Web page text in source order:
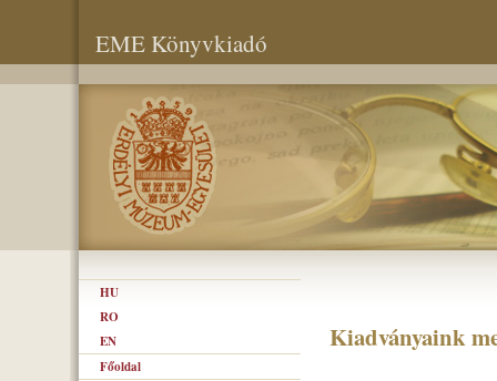
EME Könyvkiadó
HU
RO
EN
Főoldal
Kiadványaink